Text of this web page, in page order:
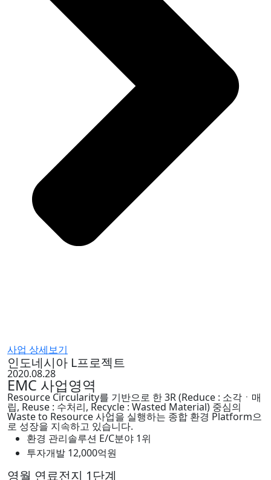
사업 상세보기
인도네시아 L프로젝트
2020.08.28
EMC 사업영역
Resource Circularity를 기반으로 한 3R (Reduce : 소각ㆍ매
립, Reuse : 수처리, Recycle : Wasted Material) 중심의
Waste to Resource 사업을 실행하는 종합 환경 Platform으
로 성장을 지속하고 있습니다.
환경 관리솔루션 E/C분야 1위
투자개발 12,000억원
영월 연료전지 1단계